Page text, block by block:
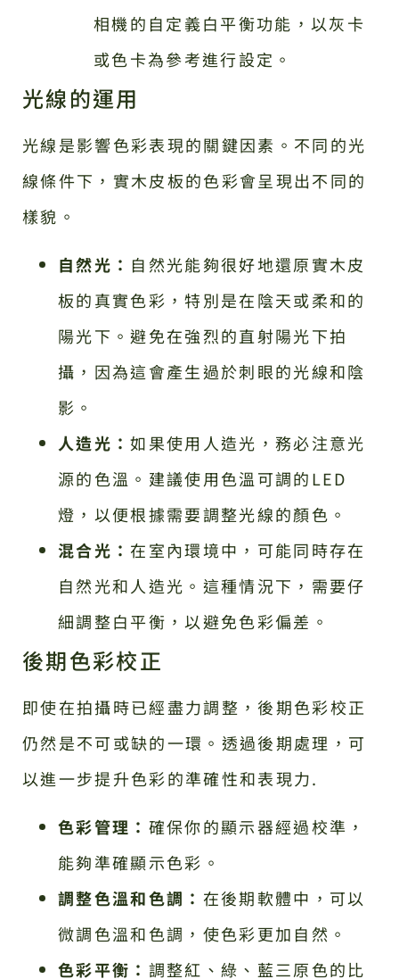
相機的自定義白平衡功能，以灰卡
或色卡為參考進行設定。
光線的運用
光線是影響色彩表現的關鍵因素。不同的光
線條件下，實木皮板的色彩會呈現出不同的
樣貌。
自然光： 自然光能夠很好地還原實木皮
板的真實色彩，特別是在陰天或柔和的
陽光下。避免在強烈的直射陽光下拍
攝，因為這會產生過於刺眼的光線和陰
影。
人造光：如果使用人造光，務必注意光
源的色溫。建議使用色溫可調的LED
燈，以便根據需要調整光線的顏色。
混合光： 在室內環境中，可能同時存在
自然光和人造光。這種情況下，需要仔
細調整白平衡，以避免色彩偏差。
後期色彩校正
即使在拍攝時已經盡力調整，後期色彩校正
仍然是不可或缺的一環。透過後期處理，可
以進一步提升色彩的準確性和表現力.
色彩管理： 確保你的顯示器經過校準，
能夠準確顯示色彩。
調整色溫和色調： 在後期軟體中，可以
微調色溫和色調，使色彩更加自然。
色彩平衡： 調整紅、綠、藍三原色的比